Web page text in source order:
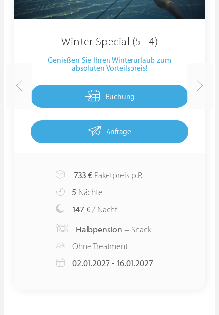
Winter Special (5=4)
Genießen Sie Ihren Winterurlaub zum
absoluten Vorteilspreis!
Buchung
Anfrage
733 € Paketpreis p.P.
5 Nächte
147 € / Nacht
Halbpension + Snack
Ohne Treatment
02.01.2027 - 16.01.2027